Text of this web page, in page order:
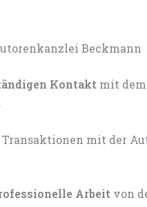
Kontakt mit
Arbeit von